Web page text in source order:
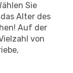
Sie
Alter des
Auf der
von